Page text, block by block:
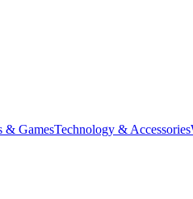
& GamesTechnology & Accessories